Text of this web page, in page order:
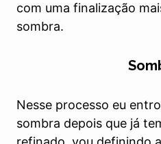
com uma finalização
sombra.
Nesse processo eu
sombra depois que já